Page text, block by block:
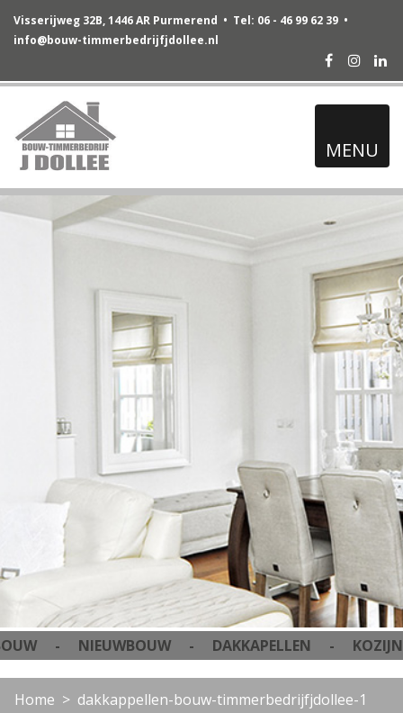
Visserijweg 32B, 1446 AR Purmerend • Tel: 06 - 46 99 62 39 •
info@bouw-timmerbedrijfjdollee.nl
Facebook
MENU
- NIEUWBOUW - DAKKAPELLEN -
Home dakkappellen-bouw-timmerbedrijfjdollee-1